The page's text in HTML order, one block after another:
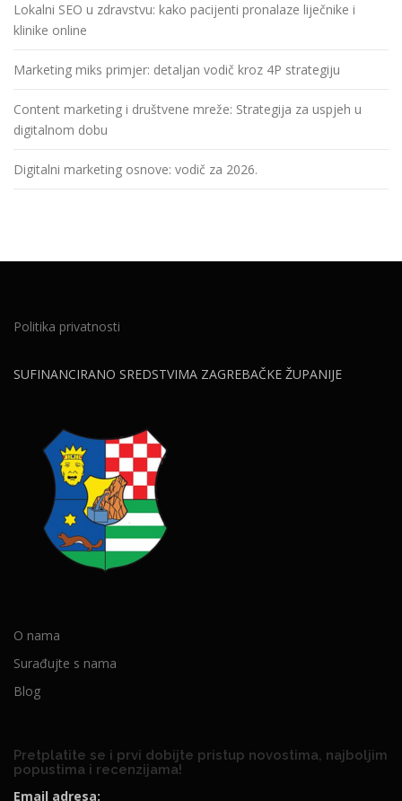
Lokalni SEO u zdravstvu: kako pacijenti pronalaze liječnike i
klinike online
Marketing miks primjer: detaljan vodič kroz 4P strategiju
Content marketing i društvene mreže: Strategija za uspjeh u
digitalnom dobu
Digitalni marketing osnove: vodič za 2026.
Politika privatnosti
SUFINANCIRANO SREDSTVIMA ZAGREBAČKE ŽUPANIJE
O nama
Surađujte s nama
Blog
Pretplatite se i prvi dobijte pristup novostima, najboljim
popustima i recenzijama!
Email adresa: